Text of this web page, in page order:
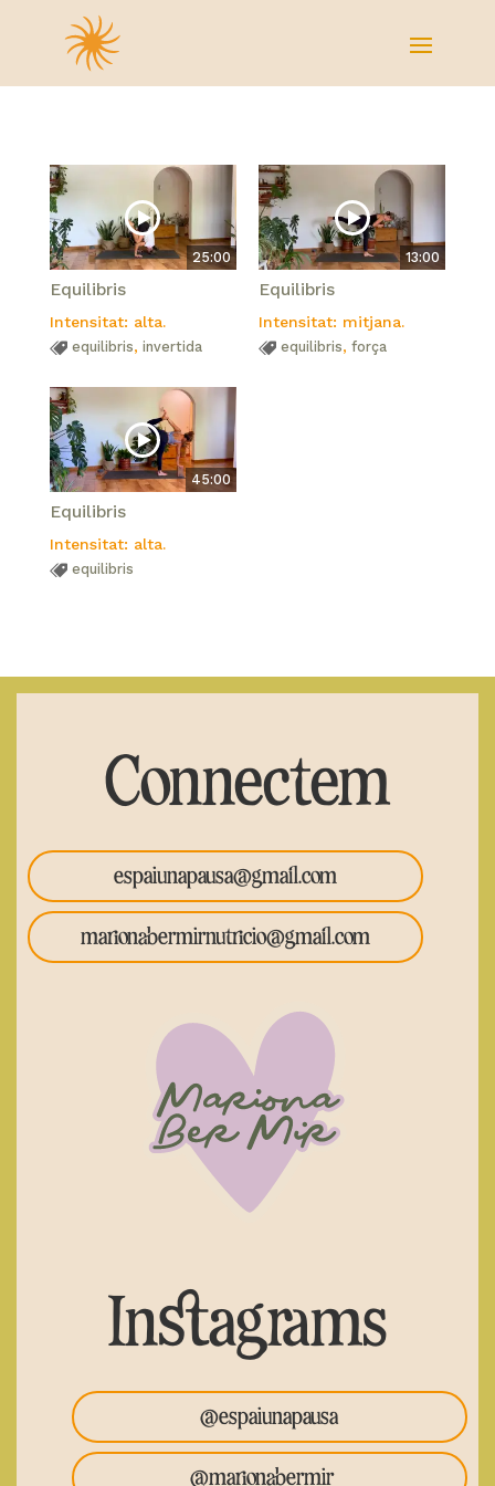
25:00
Equilibris
Intensitat: alta.
equilibris, invertida
13:00
Equilibris
Intensitat: mitjana.
equilibris, força
45:00
Equilibris
Intensitat: alta.
equilibris
Connectem
espaiunapausa@gmail.com
marionabermirnutricio@gmail.com
Instagrams
@espaiunapausa
@marionabermir_